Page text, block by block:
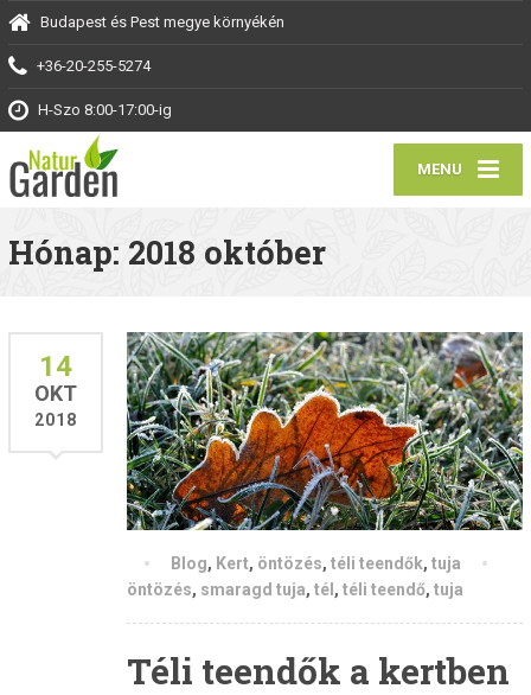
Budapest és Pest megye környékén
+36-20-255-5274
H-Szo 8:00-17:00-ig
MENU
Hónap: 2018 október
14
OKT
2018
Blog, Kert, öntözés, téli teendők, tuja
öntözés, smaragd tuja, tél , téli teendő, tuja
Téli teendők a kertben